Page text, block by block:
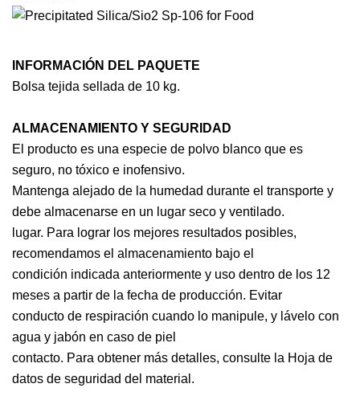
INFORMACIÓN DEL PAQUETE
Bolsa tejida sellada de 10 kg.
ALMACENAMIENTO Y SEGURIDAD
El producto es una especie de polvo blanco que es
seguro, no tóxico e inofensivo.
Mantenga alejado de la humedad durante el transporte y
debe almacenarse en un lugar seco y ventilado.
lugar. Para lograr los mejores resultados posibles,
recomendamos el almacenamiento bajo el
condición indicada anteriormente y uso dentro de los 12
meses a partir de la fecha de producción. Evitar
conducto de respiración cuando lo manipule, y lávelo con
agua y jabón en caso de piel
contacto. Para obtener más detalles, consulte la Hoja de
datos de seguridad del material.